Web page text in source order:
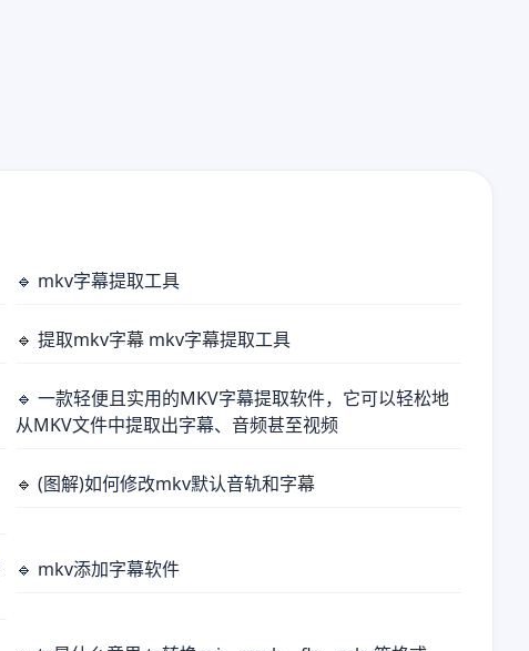
🔹 mkv字幕提取工具
🔹 提取mkv字幕 mkv字幕提取工具
🔹 一款轻便且实用的MKV字幕提取软件，它可以轻松地
从MKV文件中提取出字幕、音频甚至视频
🔹 (图解)如何修改mkv默认音轨和字幕
🔹 mkv添加字幕软件